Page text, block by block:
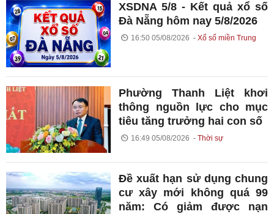
XSDNA 5/8 - Kết quả xổ số
Đà Nẵng hôm nay 5/8/2026
16:50 05/08/2026 Xổ số miền Trung
Phường Thanh Liệt khơi
thông nguồn lực cho mục
tiêu tăng trưởng hai con số
16:49 05/08/2026 Thời sự
Đề xuất hạn sử dụng chung
cư xây mới không quá 99
năm: Có giảm được nạn